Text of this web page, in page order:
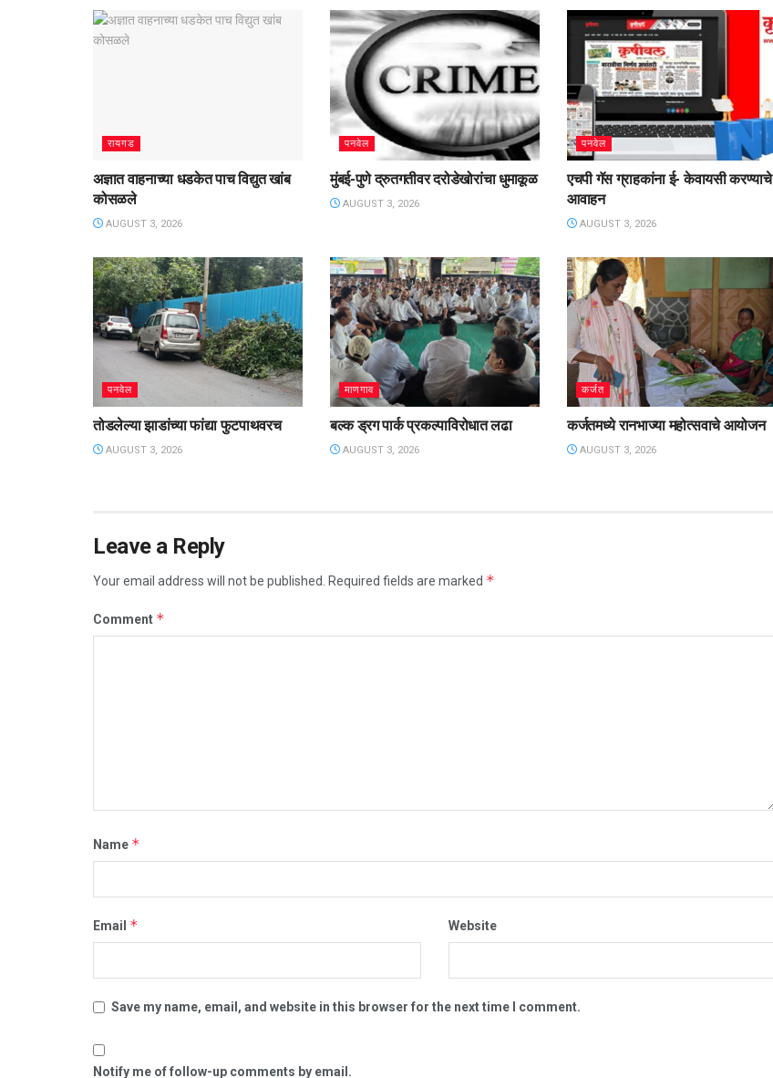
रायगड
अज्ञात वाहनाच्या धडकेत पाच विद्युत खांब
कोसळले
AUGUST 3, 2026
पनवेल
मुंबई-पुणे द्रुतगतीवर दरोडेखोरांचा धुमाकूळ
AUGUST 3, 2026
पनवेल
एचपी गॅस ग्राहकांना ई- केवायसी करण्याचे
आवाहन
AUGUST 3, 2026
पनवेल
तोडलेल्या झाडांच्या फांद्या फुटपाथवरच
AUGUST 3, 2026
माणगाव
बल्क ड्रग पार्क प्रकल्पाविरोधात लढा
AUGUST 3, 2026
कर्जत
कर्जतमध्ये रानभाज्या महोत्सवाचे आयोजन
AUGUST 3, 2026
Leave a Reply
Your email address will not be published. Required fields are marked *
Comment *
Name *
Email * Website
Save my name, email, and website in this browser for the next time I comment.
Notify me of follow-up comments by email.